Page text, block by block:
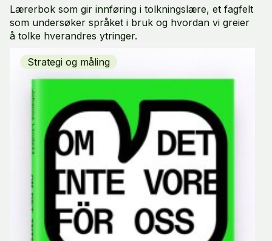
Lærerbok som gir innføring i tolkningslære, et fagfelt
som undersøker språket i bruk og hvordan vi greier
å tolke hverandres ytringer.
Strategi og måling